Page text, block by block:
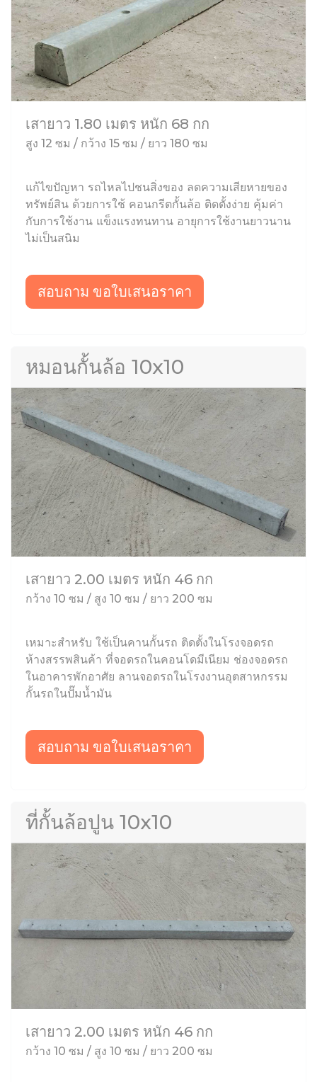
เสายาว 1.80 เมตร หนัก 68 กก
สูง 12 ซม / กว้าง 15 ซม / ยาว 180 ซม
แก้ไขปัญหา รถไหลไปชนสิ่งของ ลดความเสียหายของ
ทรัพย์สิน ด้วยการใช้ คอนกรีตกั้นล้อ ติดตั้งง่าย คุ้มค่า
กับการใช้งาน แข็งแรงทนทาน อายุการใช้งานยาวนาน
ไม่เป็นสนิม
สอบถาม ขอใบเสนอราคา
หมอนกั้นล้อ 10x10
เสายาว 2.00 เมตร หนัก 46 กก
กว้าง 10 ซม / สูง 10 ซม / ยาว 200 ซม
เหมาะสำหรับ ใช้เป็นคานกั้นรถ ติดตั้งในโรงจอดรถ
ห้างสรรพสินค้า ที่จอดรถในคอนโดมีเนียม ช่องจอดรถ
ในอาคารพักอาศัย ลานจอดรถในโรงงานอุตสาหกรรม
กั้นรถในปั๊มน้ำมัน
สอบถาม ขอใบเสนอราคา
ที่กั้นล้อปูน 10x10
เสายาว 2.00 เมตร หนัก 46 กก
กว้าง 10 ซม / สูง 10 ซม / ยาว 200 ซม